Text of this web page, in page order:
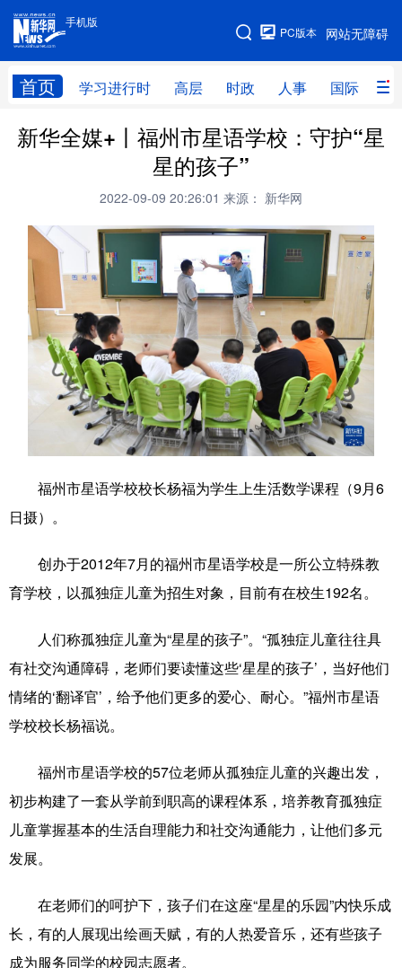
手机版
网站无障碍
PC版本
首页 学习进行时 高层 时政 人事 国际 财
手机版
网站地图
学习进行时 高层 时政 人事
财经 网评
全球连线
科技 科创 量子 体育
文化 书画 健康
访谈 图片 政务
法律 中央文件 金融 汽车
食品 人居 信息化 数字经济
乡村振兴 银龄 溯源中国
文化产业
地方频道
北京 天津 河北 山西
辽宁
浙江 安徽 福建 江西
山东 河南 湖北 湖南
宁夏
新疆 内蒙古
新华全媒+丨福州市星语学校：守护“星
星的孩子”
2022-09-09 20:26:01 来源： 新华网
福州市星语学校校长杨福为学生上生活数学课程（9月6
日摄）。
创办于2012年7月的福州市星语学校是一所公立特殊教
育学校，以孤独症儿童为招生对象，目前有在校生192名。
人们称孤独症儿童为“星星的孩子”。“孤独症儿童往往具
有社交沟通障碍，老师们要读懂这些‘星星的孩子’，当好他们
情绪的‘翻译官’，给予他们更多的爱心、耐心。”福州市星语
学校校长杨福说。
福州市星语学校的57位老师从孤独症儿童的兴趣出发，
初步构建了一套从学前到职高的课程体系，培养教育孤独症
儿童掌握基本的生活自理能力和社交沟通能力，让他们多元
发展。
在老师们的呵护下，孩子们在这座“星星的乐园”内快乐成
长，有的人展现出绘画天赋，有的人热爱音乐，还有些孩子
成为服务同学的校园志愿者。